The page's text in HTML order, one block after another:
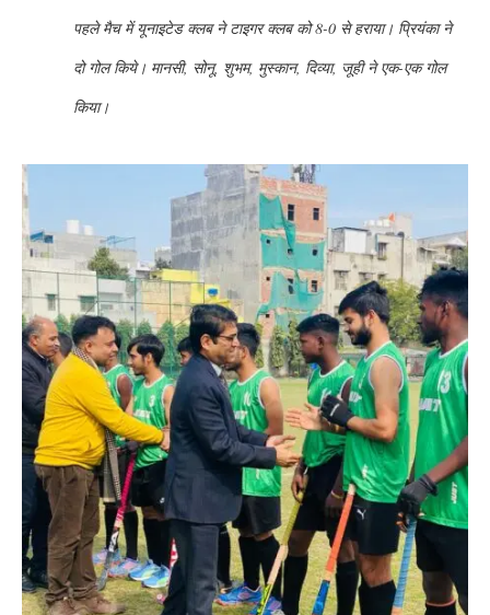
पहले मैच में यूनाइटेड क्लब ने टाइगर क्लब को 8-0 से हराया। प्रियंका ने
दो गोल किये। मानसी, सोनू, शुभम, मुस्कान, दिव्या, जूही ने एक-एक गोल
किया।